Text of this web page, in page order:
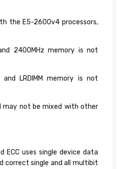
the E5-2600v4 processors,
2400MHz memory is not
LRDIMM memory is not
may not be mixed with other
ECC uses single device data
correct single and all multibit